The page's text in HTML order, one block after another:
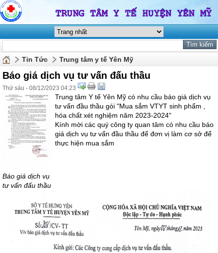
Tin Tức Trung tâm y tế Yên Mỹ
Báo giá dịch vụ tư vấn đấu thầu
Thứ sáu - 08/12/2023 04:23
Báo giá dịch vụ
tư vấn đấu thầu
Trung tâm Y tế Yên Mỹ có nhu cầu báo giá dịch vụ
tư vấn đầu thầu gói "Mua sắm VTYT sinh phẩm ,
hóa chất xét nghiệm năm 2023-2024"
Kính mời các quý công ty quan tâm có nhu cầu báo
giá dịch vụ tư vấn đầu thầu để đơn vị làm cơ sở để
thực hiện mua sắm